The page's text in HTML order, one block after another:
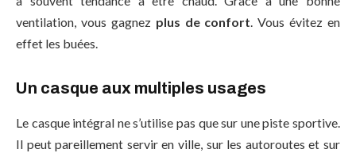
ventilation, vous gagnezplus de confort. Vous évitez en
effet les buées.
Un casque aux multiples usages
Le casque intégral ne s’utilise pas que sur une piste sportive.
Il peut pareillement servir en ville, sur les autoroutes et sur